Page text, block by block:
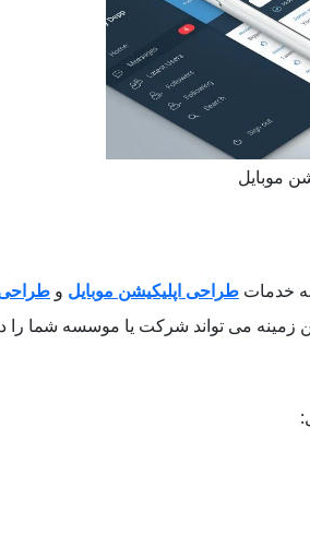
موبایل
خدمات طراحی اپلیکیشن موبایل و
با تجربه 8 ساله خود در این زمینه می تواند شرکت یا موسسه شما